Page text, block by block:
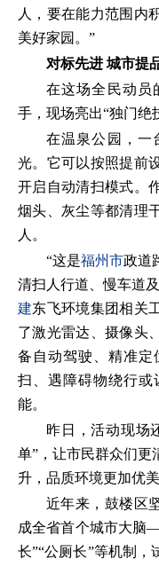
人，要在能力范围内
美好家园。”
对标先进 城市提
在这场全民动员
手，现场亮出“独门绝
在温泉公园，一
光。它可以按照提前
开启自动清扫模式。
烟头、灰尘等都清理
人。
“这是福州市政道
清扫人行道、慢车道
建东飞环境集团相关
了激光雷达、摄像头
备自动驾驶、精准
扫、遇障碍物绕行或
能。
昨日，活动现场
单”，让市民群众们更
升，品质环境更加优美
近年来，鼓楼区
成全省首个城市大脑
长”“公厕长”等机制